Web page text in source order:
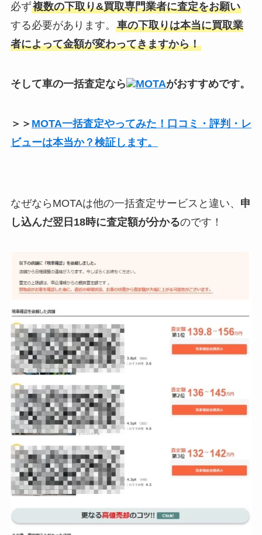
必ず複数の下取り&買取専門業者に査定をお願い
する必要があります。 車の下取りは本当に買取業
者によって金額が変わってきますから！
そして車の一括査定なら MOTAがおすすめです。
＞＞ MOTA一括査定やってみた！口コミ・評判・レ
ビューは本当か？検証します。
なぜならMOTAは他の一括査定サービスと違い、 申
し込んだ翌日18時に査定額が分かるのです！